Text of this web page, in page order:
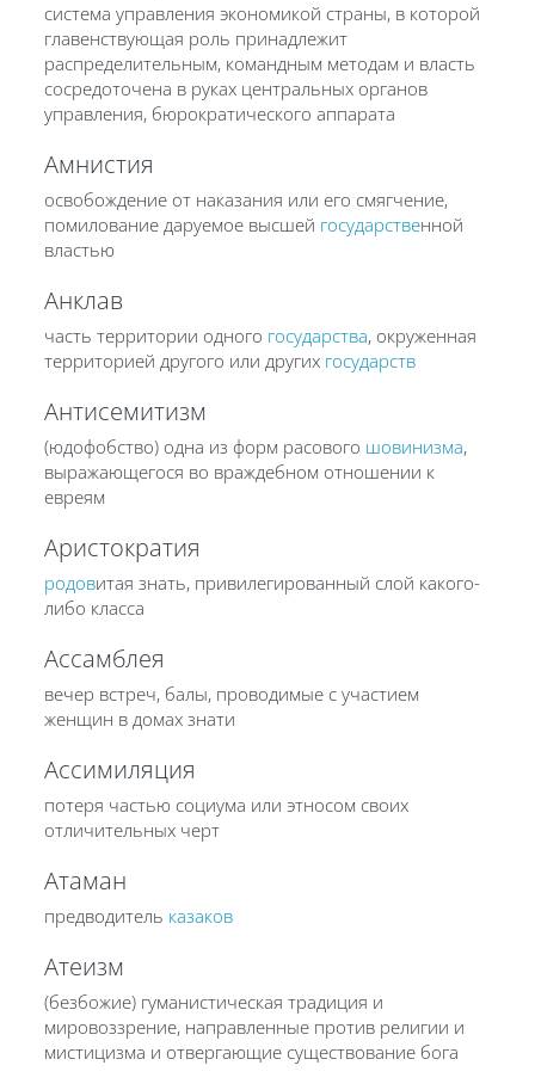
система управления экономикой страны, в которой
главенствующая роль принадлежит
распределительным, командным методам и власть
сосредоточена в руках центральных органов
управления, бюрократического аппарата
Амнистия
освобождение от наказания или его смягчение,
помилование даруемое высшей государственной
властью
Анклав
часть территории одного государства, окруженная
территорией другого или других государств
Антисемитизм
(юдофобство) одна из форм расового шовинизма,
выражающегося во враждебном отношении к
евреям
Аристократия
родовитая знать, привилегированный слой какого-
либо класса
Ассамблея
вечер встреч, балы, проводимые с участием
женщин в домах знати
Ассимиляция
потеря частью социума или этносом своих
отличительных черт
Атаман
предводитель казаков
Атеизм
(безбожие) гуманистическая традиция и
мировоззрение, направленные против религии и
мистицизма и отвергающие существование бога